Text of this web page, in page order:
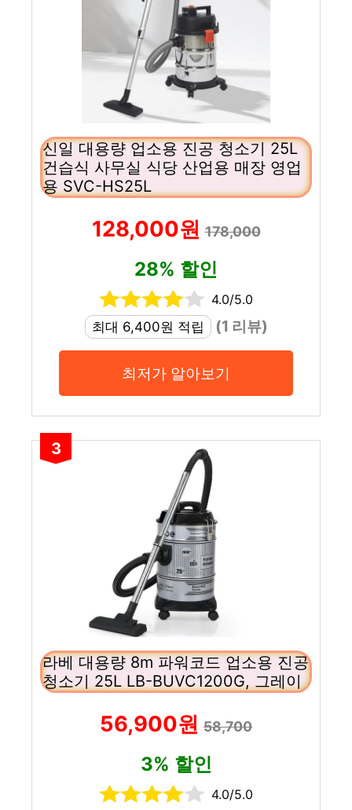
신일 대용량 업소용 진공 청소기 25L
건습식 사무실 식당 산업용 매장 영업
용 SVC-HS25L
128,000원178,000
28% 할인
4.0/5.0
최대 6,400원 적립
(1 리뷰)
최저가 알아보기
3
라베 대용량 8m 파워코드 업소용 진공
청소기 25L LB-BUVC1200G, 그레이
56,900원 58,700
3% 할인
4.0/5.0